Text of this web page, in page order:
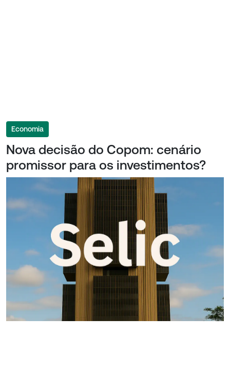
Economia
Nova decisão do Copom: cenário
promissor para os investimentos?